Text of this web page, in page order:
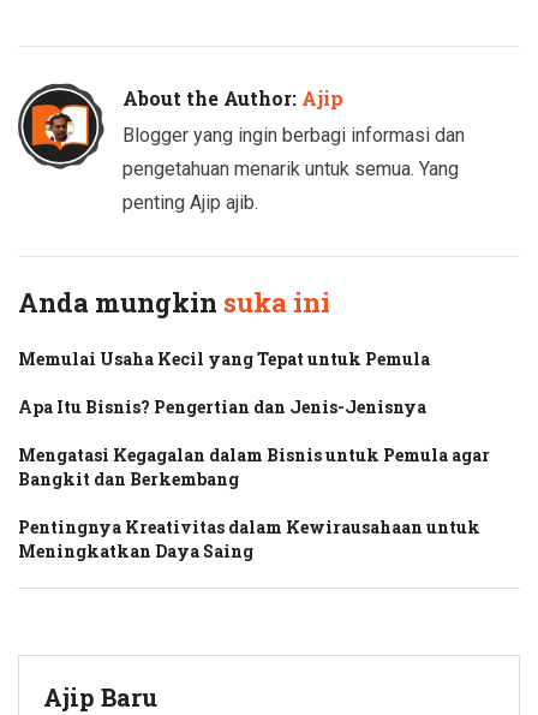
About the Author: Ajip
Blogger yang ingin berbagi informasi dan
pengetahuan menarik untuk semua. Yang
penting Ajip ajib.
Anda mungkin suka ini
Memulai Usaha Kecil yang Tepat untuk Pemula
Apa Itu Bisnis? Pengertian dan Jenis-Jenisnya
Mengatasi Kegagalan dalam Bisnis untuk Pemula agar
Bangkit dan Berkembang
Pentingnya Kreativitas dalam Kewirausahaan untuk
Meningkatkan Daya Saing
Ajip Baru